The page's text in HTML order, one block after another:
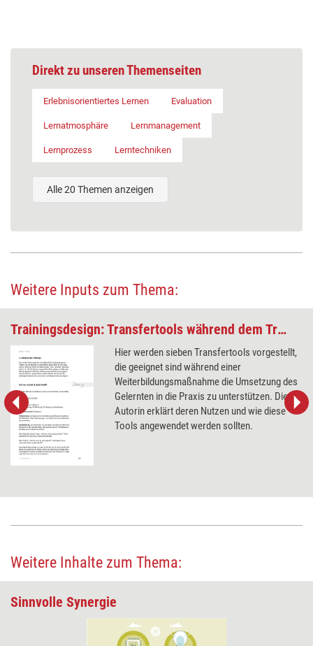
Direkt zu unseren Themenseiten
Erlebnisorientiertes Lernen Evaluation
Lernatmosphäre Lernmanagement
Lernprozess Lerntechniken
Alle 20 Themen anzeigen
Weitere Inputs zum Thema:
Trainingsdesign: Transfertools während dem Training
Hier werden sieben Transfertools vorgestellt,
die geeignet sind während einer
Weiterbildungsmaßnahme die Umsetzung des
Gelernten in die Praxis zu unterstützen. Die
Autorin erklärt deren Nutzen und wie diese
Tools angewendet werden sollten.
Weitere Inhalte zum Thema:
Sinnvolle Synergie